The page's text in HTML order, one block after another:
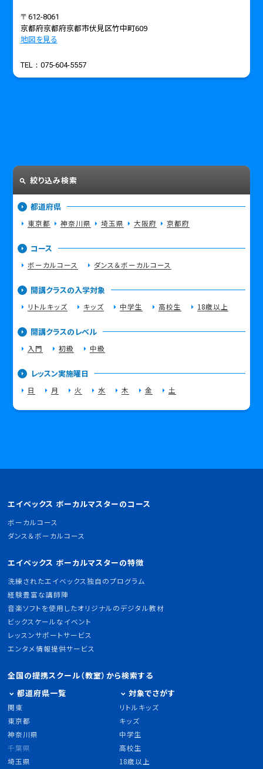
ブNAS 伏見桃山」はいかがでしょうか。 体験や見学のお申し込みや入会金・
月謝はWEBまたはお電話にて、お気軽にお問い合わせください。 ※各スク
ールで入会金・月謝・体験見学の料金は異なりますので、各スクールまでお
〒612-8061
京都府京都府京都市伏見区竹中町609
地図を見る
TEL： 075-604-5557
絞り込み検索
都道府県
東京都 神奈川県 埼玉県 大阪府 京都府
コース
ボーカルコース ダンス＆ボーカルコース
開講クラスの入学対象
リトルキッズ キッズ 中学生 高校生 18歳以上
開講クラスのレベル
入門 初級 中級
レッスン実施曜日
日 月 火 水 木 金 土
エイベックス ボーカルマスターのコース
ボーカルコース
ダンス＆ボーカルコース
エイベックス ボーカルマスターの特徴
洗練されたエイベックス独自のプログラム
経験豊富な講師陣
音楽ソフトを使用したオリジナルのデジタル教材
ビックスケールなイベント
レッスンサポートサービス
エンタメ情報提供サービス
全国の提携スクール（教室）から検索する
都道府県一覧
関東
東京都
神奈川県
千葉県
埼玉県
対象でさがす
リトルキッズ
キッズ
中学生
高校生
18歳以上